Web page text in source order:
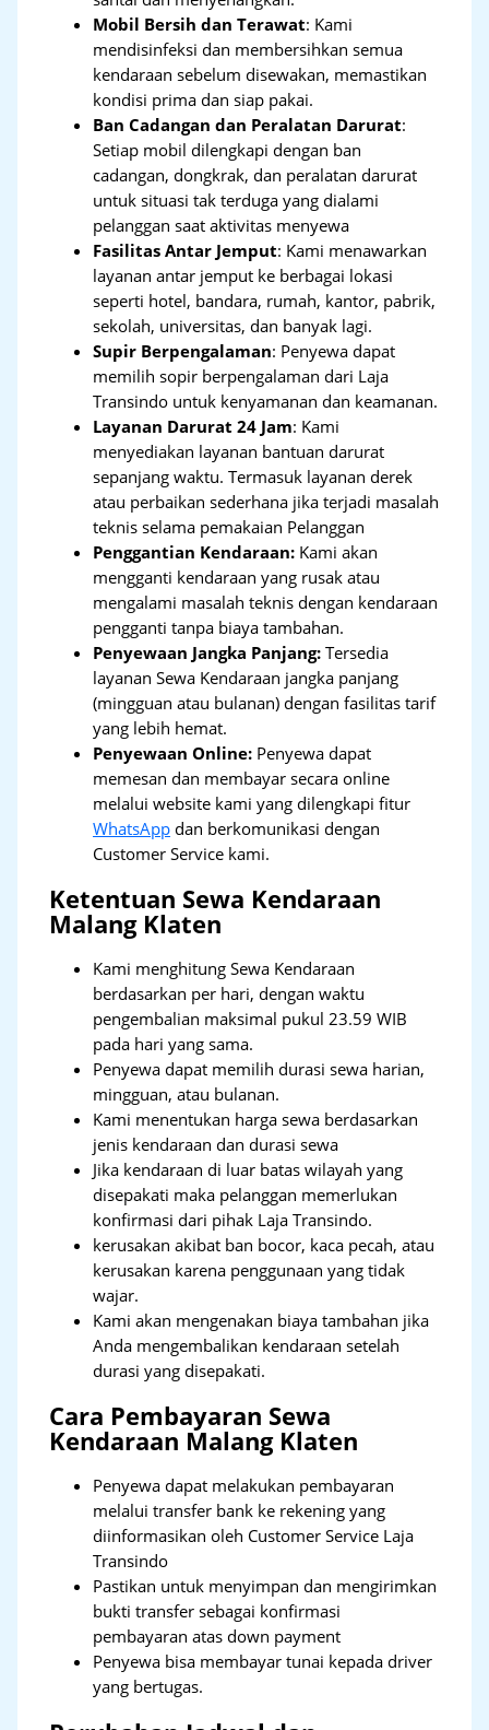
Mobil Bersih dan Terawat: Kami
mendisinfeksi dan membersihkan semua
kendaraan sebelum disewakan, memastikan
kondisi prima dan siap pakai.
Ban Cadangan dan Peralatan Darurat:
Setiap mobil dilengkapi dengan ban
cadangan, dongkrak, dan peralatan darurat
untuk situasi tak terduga yang dialami
pelanggan saat aktivitas menyewa
Fasilitas Antar Jemput: Kami menawarkan
layanan antar jemput ke berbagai lokasi
seperti hotel, bandara, rumah, kantor, pabrik,
sekolah, universitas, dan banyak lagi.
Supir Berpengalaman: Penyewa dapat
memilih sopir berpengalaman dari Laja
Transindo untuk kenyamanan dan keamanan.
Layanan Darurat 24 Jam: Kami
menyediakan layanan bantuan darurat
sepanjang waktu. Termasuk layanan derek
atau perbaikan sederhana jika terjadi masalah
teknis selama pemakaian Pelanggan
Penggantian Kendaraan: Kami akan
mengganti kendaraan yang rusak atau
mengalami masalah teknis dengan kendaraan
pengganti tanpa biaya tambahan.
Penyewaan Jangka Panjang: Tersedia
layanan Sewa Kendaraan jangka panjang
(mingguan atau bulanan) dengan fasilitas tarif
yang lebih hemat.
Penyewaan Online: Penyewa dapat
memesan dan membayar secara online
melalui website kami yang dilengkapi fitur
WhatsApp dan berkomunikasi dengan
Customer Service kami.
Ketentuan Sewa Kendaraan
Malang Klaten
Kami menghitung Sewa Kendaraan
berdasarkan per hari, dengan waktu
pengembalian maksimal pukul 23.59 WIB
pada hari yang sama.
Penyewa dapat memilih durasi sewa harian,
mingguan, atau bulanan.
Kami menentukan harga sewa berdasarkan
jenis kendaraan dan durasi sewa
Jika kendaraan di luar batas wilayah yang
disepakati maka pelanggan memerlukan
konfirmasi dari pihak Laja Transindo.
kerusakan akibat ban bocor, kaca pecah, atau
kerusakan karena penggunaan yang tidak
wajar.
Kami akan mengenakan biaya tambahan jika
Anda mengembalikan kendaraan setelah
durasi yang disepakati.
Cara Pembayaran Sewa
Kendaraan Malang Klaten
Penyewa dapat melakukan pembayaran
melalui transfer bank ke rekening yang
diinformasikan oleh Customer Service Laja
Transindo
Pastikan untuk menyimpan dan mengirimkan
bukti transfer sebagai konfirmasi
pembayaran atas down payment
Penyewa bisa membayar tunai kepada driver
yang bertugas.